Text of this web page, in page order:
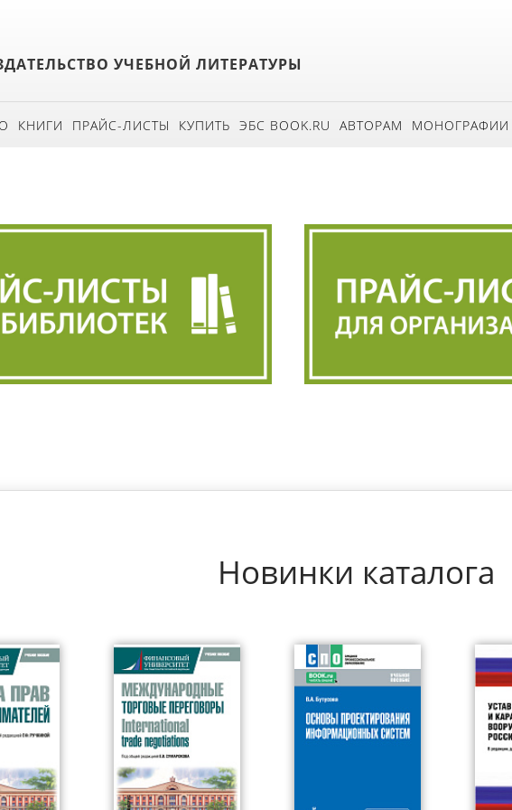
УЧЕБНОЙ ЛИТЕРАТУРЫ
КНИГИ ПРАЙС-ЛИСТЫ КУПИТЬ ЭБС BOOK.RU АВТОРАМ МОНОГРАФИИ
Новинки каталога